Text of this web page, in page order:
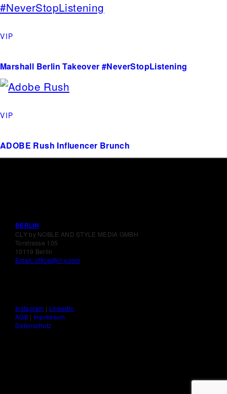
VIP
Marshall Berlin Takeover #NeverStopListening
VIP
ADOBE Rush Influencer Brunch
BERLIN
CLY by NOBLE AND STYLE MEDIA GMBH
Torstrasse 105
10119 Berlin
Email: office@cl-y.com
Instagram | LinkedIn
AGB| Impressum
Datenschutz